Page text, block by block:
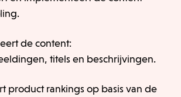
de content:
titels en beschrijvingen.
product rankings op basis van de